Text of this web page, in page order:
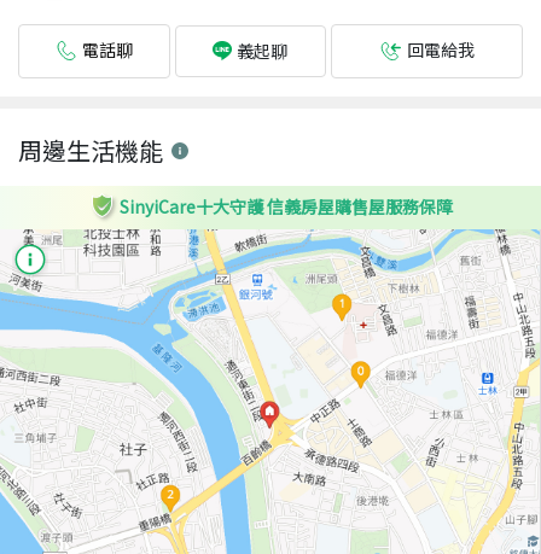
電話聊 義起聊 回電給我
周邊生活機能
SinyiCare十大守護 信義房屋購售屋服務保障